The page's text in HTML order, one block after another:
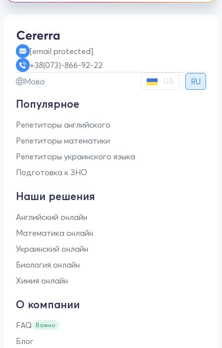
[email protected]
+38(073)-866-92-22
Мова
UA RU
Популярное
Репетиторы английского
Репетиторы математики
Репетиторы украинского языка
Подготовка к ЗНО
Наши решения
Английский онлайн
Математика онлайн
Украинский онлайн
Биология онлайн
Химия онлайн
О компании
FAQ Важно
Блог